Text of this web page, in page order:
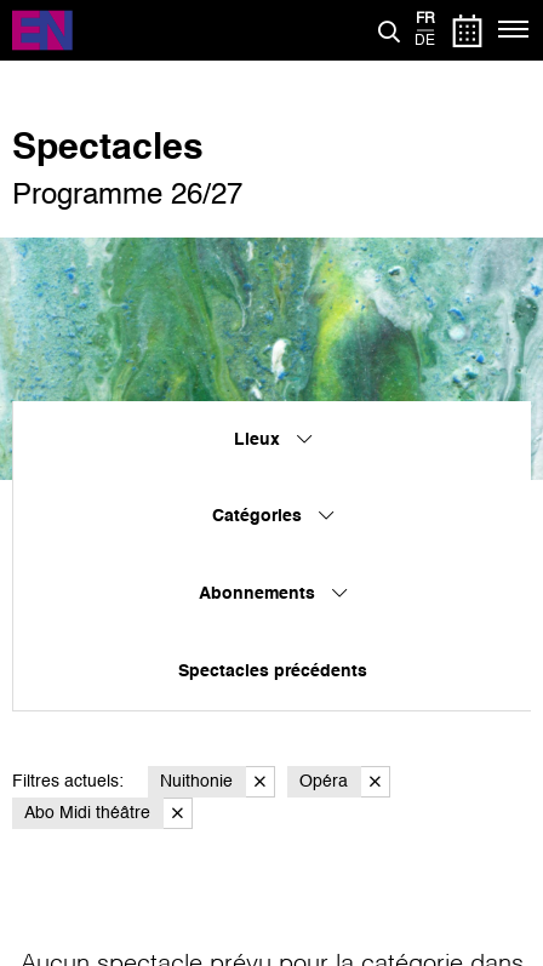
Aller
contenu
FR
DE
Spectacles
Programme 26/27
Lieux
Catégories
Abonnements
Spectacles précédents
Filtres actuels: Nuithonie
Opéra
Abo Midi théâtre